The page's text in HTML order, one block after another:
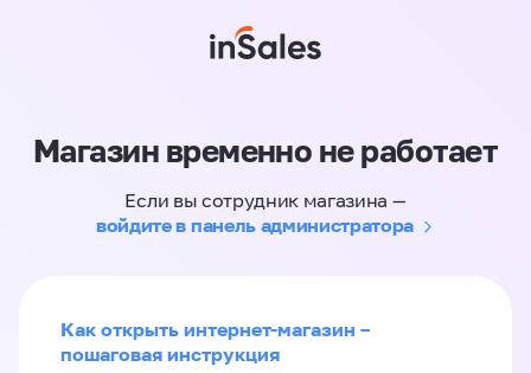
Магазин временно не работает
Если вы сотрудник магазина —
войдите в панель администратора
Как открыть интернет-магазин –
пошаговая инструкция